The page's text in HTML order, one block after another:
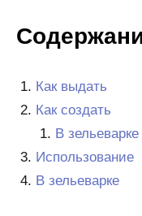
Как выдать
Как создать
В зельеварке
Использование
В зельеварке